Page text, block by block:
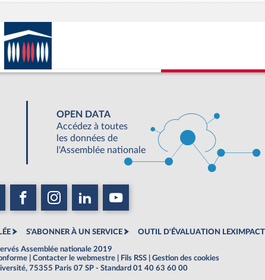
OPEN DATA
Accédez à toutes
les données de
l'Assemblée nationale
S'ABONNER À UN SERVICE OUTIL D'ÉVALUATION LEXIMPACT
Assemblée nationale 2019
Contacter le webmestre Fils RSS
Gestion des cookies
75355 Paris 07 SP - Standard 01 40 63 60 00